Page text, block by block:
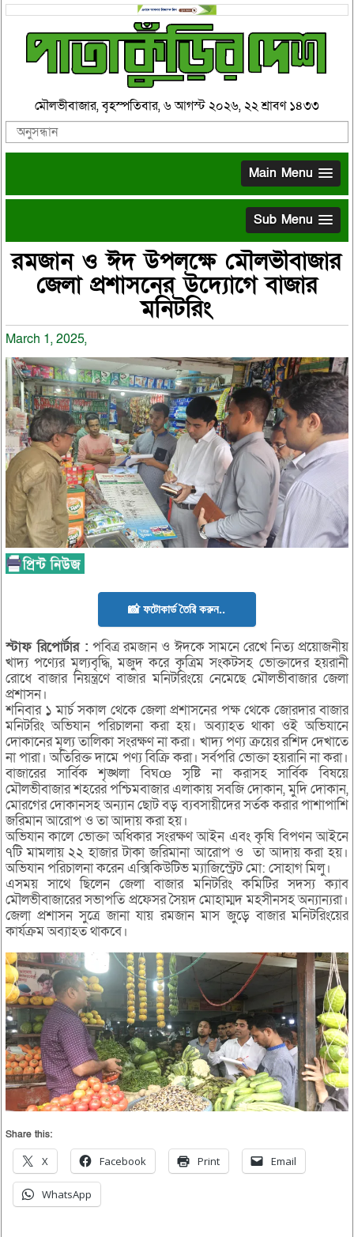
মৌলভীবাজার, বৃহস্পতিবার, ৬ আগস্ট ২০২৬, ২২ শ্রাবণ ১৪৩৩
Main Menu
Sub Menu
রমজান ও ঈদ উপলক্ষে মৌলভীবাজার
জেলা প্রশাসনের উদ্যোগে বাজার
মনিটরিং
March 1, 2025,
📸 ফটোকার্ড তৈরি করুন..
স্টাফ রিপোর্টার : পবিত্র রমজান ও ঈদকে সামনে রেখে নিত্য প্রয়োজনীয়
খাদ্য পণ্যের মূল্যবৃদ্ধি, মজুদ করে কৃত্রিম সংকটসহ ভোক্তাদের হয়রানী
রোধে বাজার নিয়ন্ত্রণে বাজার মনিটরিংয়ে নেমেছে মৌলভীবাজার জেলা
প্রশাসন।
শনিবার ১ মার্চ সকাল থেকে জেলা প্রশাসনের পক্ষ থেকে জোরদার বাজার
মনিটরিং অভিযান পরিচালনা করা হয়। অব্যাহত থাকা ওই অভিযানে
দোকানের মূল্য তালিকা সংরক্ষণ না করা। খাদ্য পণ্য ক্রয়ের রশিদ দেখাতে
না পারা। অতিরিক্ত দামে পণ্য বিক্রি করা। সর্বপরি ভোক্তা হয়রানি না করা।
বাজারের সার্বিক শৃঙ্খলা বিঘœ সৃষ্টি না করাসহ সার্বিক বিষয়ে
মৌলভীবাজার শহরের পশ্চিমবাজার এলাকায় সবজি দোকান, মুদি দোকান,
মোরগের দোকানসহ অন্যান ছোট বড় ব্যবসায়ীদের সর্তক করার পাশাপাশি
জরিমান আরোপ ও তা আদায় করা হয়।
অভিযান কালে ভোক্তা অধিকার সংরক্ষণ আইন এবং কৃষি বিপণন আইনে
৭টি মামলায় ২২ হাজার টাকা জরিমানা আরোপ ও তা আদায় করা হয়।
অভিযান পরিচালনা করেন এক্সিকিউটিভ ম্যাজিস্ট্রেট মো: সোহাগ মিলু।
এসময় সাথে ছিলেন জেলা বাজার মনিটরিং কমিটির সদস্য ক্যাব
মৌলভীবাজারের সভাপতি প্রফেসর সৈয়দ মোহাম্মদ মহসীনসহ অন্যান্যরা।
জেলা প্রশাসন সুত্রে জানা যায় রমজান মাস জুড়ে বাজার মনিটরিংয়ের
কার্যক্রম অব্যাহত থাকবে।
Share this:
X Facebook Print Email
WhatsApp